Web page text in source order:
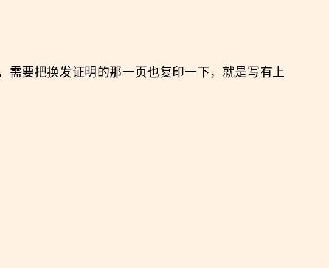
要把换发证明的那一页也复印一下，就是写有上